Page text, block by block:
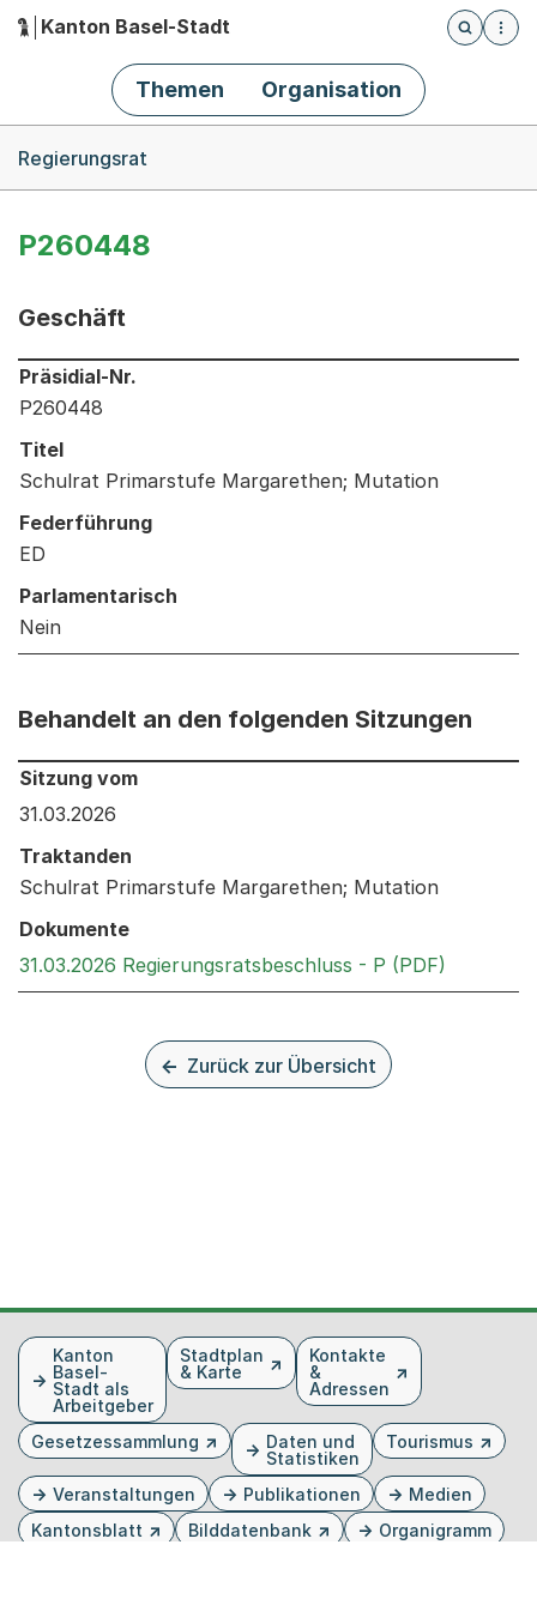
Hauptnavigation
Kanton Basel-Stadt
Öffnet
Themen Organisation
Regierungsrat
P260448
Geschäft
Informationen zum Ausgewählten Geschäft
Präsidial-Nr.
P260448
Titel
Schulrat Primarstufe Margarethen; Mutation
Federführung
ED
Parlamentarisch
Nein
Behandelt an den folgenden Sitzungen
Behandelt an den folgenden Sitzungen: Informationen
Sitzung vom
31.03.2026
Traktanden
Schulrat Primarstufe Margarethen; Mutation
Dokumente
31.03.2026 Regierungsratsbeschluss - P (PDF)
Zurück zur Übersicht
FusszeileKanton
Basel-
Stadt als
Arbeitgeber
Stadtplan
& Karte
Kontakte
&
Adressen
Gesetzessammlung
Daten und
Statistiken
Tourismus
Veranstaltungen Publikationen
Medien
Kantonsblatt
Bilddatenbank
Organigramm